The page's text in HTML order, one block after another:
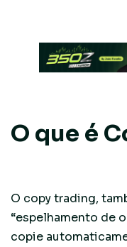
O que é
O copy trading,
“espelhamento de
copie